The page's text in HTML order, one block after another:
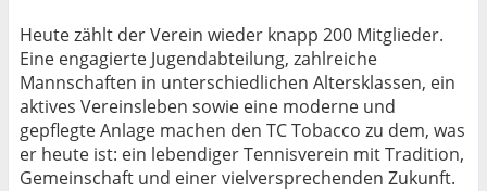
Heute zählt der Verein wieder knapp 200 Mitglieder.
Eine engagierte Jugendabteilung, zahlreiche
Mannschaften in unterschiedlichen Altersklassen, ein
aktives Vereinsleben sowie eine moderne und
gepflegte Anlage machen den TC Tobacco zu dem, was
er heute ist: ein lebendiger Tennisverein mit Tradition,
Gemeinschaft und einer vielversprechenden Zukunft.